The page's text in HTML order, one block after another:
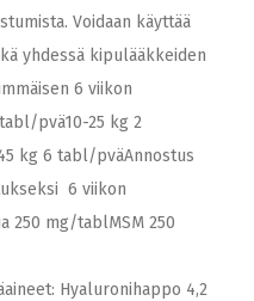
Voidaan käyttää
yhdessä kipulääkkeiden
6 viikon
pvä10-25 kg 2
kg 6 tabl/pväAnnostus
6 viikon
250 mg/tablMSM 250
Hyaluronihappo 4,2